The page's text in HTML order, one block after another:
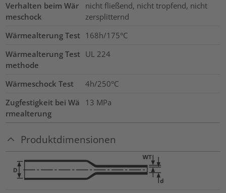
Verhalten beim Wär
meschock
nicht fließend, nicht tropfend, nicht
zersplitternd
Wärmealterung Test 168h/175°C
Wärmealterung Test
methode
UL 224
Wärmeschock Test
4h/250°C
Zugfestigkeit bei Wä
rmealterung
13 MPa
Produktdimensionen